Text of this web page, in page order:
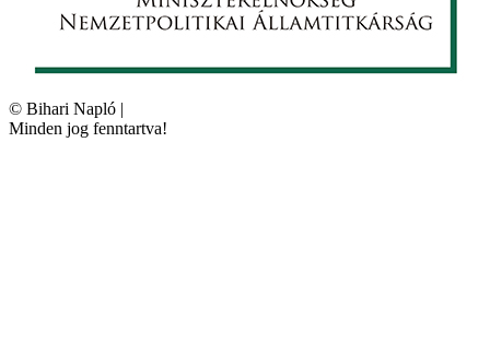
© Bihari Napló
Minden jog fenntartva!